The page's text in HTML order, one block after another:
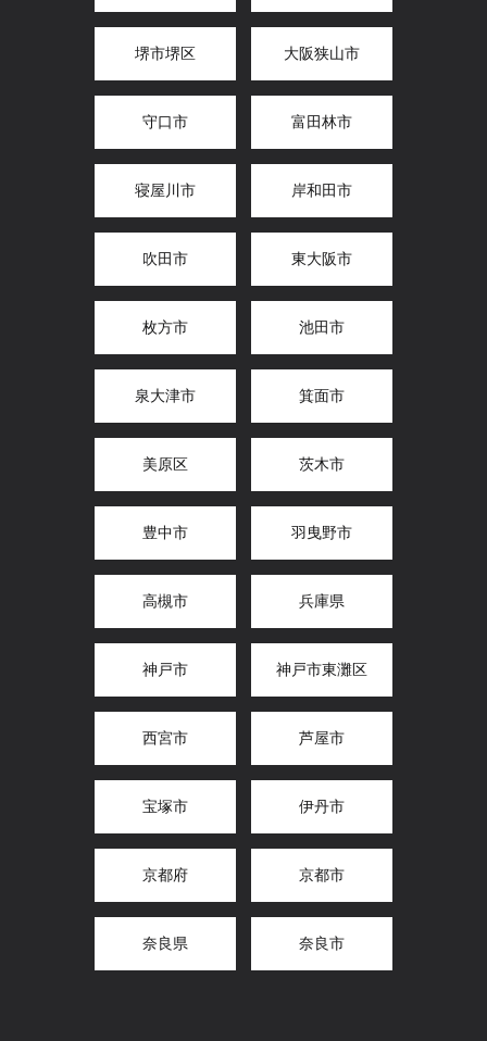
堺市堺区 大阪狭山市
守口市 富田林市
寝屋川市 岸和田市
吹田市 東大阪市
枚方市 池田市
泉大津市 箕面市
美原区 茨木市
豊中市 羽曳野市
高槻市 兵庫県
神戸市 神戸市東灘区
西宮市 芦屋市
宝塚市 伊丹市
京都府 京都市
奈良県 奈良市